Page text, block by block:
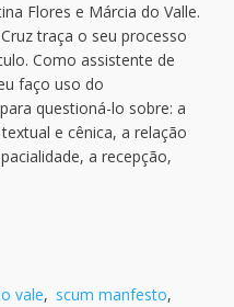
Flores e Márcia do Valle.
traça o seu processo
Como assistente de
faço uso do
questioná-lo sobre: a
e cênica, a relação
a recepção,
vale, scum manfesto,